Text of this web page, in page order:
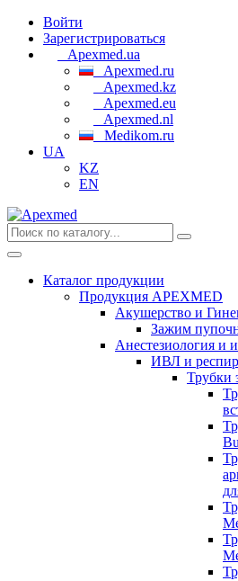
Войти
Зарегистрироваться
Apexmed.ua
Apexmed.ru
Apexmed.kz
Apexmed.eu
Apexmed.nl
Medikom.ru
UA
KZ
EN
Каталог продукции
Продукция APEXMED
Акушерство и
Зажим
Анестезиология и
ИВЛ и
Трубки